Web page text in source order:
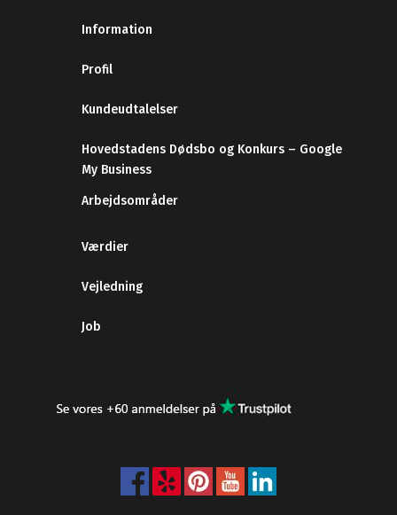
Information
Profil
Kundeudtalelser
Hovedstadens Dødsbo og Konkurs – Google
My Business
Arbejdsområder
Værdier
Vejledning
Job